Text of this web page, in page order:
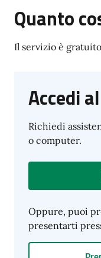
Quanto
Il servizio è
Accedi
Richiedi
o computer.
Oppure, puoi
presentarti